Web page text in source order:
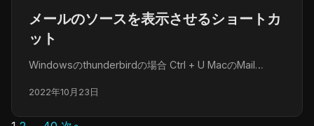
メールのソースを表示させるショートカ
ット
Windowsのthunderbirdの場合 Ctrl + U MacのMail…
2022年10月23日